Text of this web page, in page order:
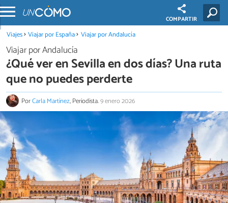
COMPARTIR
Viajes Viajar por España Viajar por Andalucía
Viajar por Andalucía
¿Qué ver en Sevilla en dos días? Una ruta
que no puedes perderte
PorCarla Martínez, Periodista.9 enero 2026